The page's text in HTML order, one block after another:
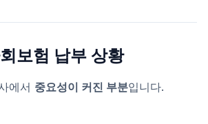
보험 납부 상황
에서 중요성이 커진 부분입니다.